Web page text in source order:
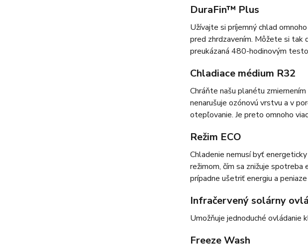
DuraFin™ Plus
Užívajte si príjemný chlad
pred zhrdzavením. Môžete si tak
preukázaná 480-hodinovým
Chladiace médium R32
Chráňte našu planétu
nenarušuje ozónovú vrstvu a v
otepľovanie. Je preto omnoho
Režim ECO
Chladenie nemusí byť
režimom, čím sa znižuje
prípadne ušetriť energiu a
Infračervený solárny
Umožňuje jednoduché ovládanie
Freeze Wash